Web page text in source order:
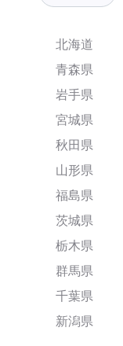
北海道
青森県
岩手県
宮城県
秋田県
山形県
福島県
茨城県
栃木県
群馬県
千葉県
新潟県